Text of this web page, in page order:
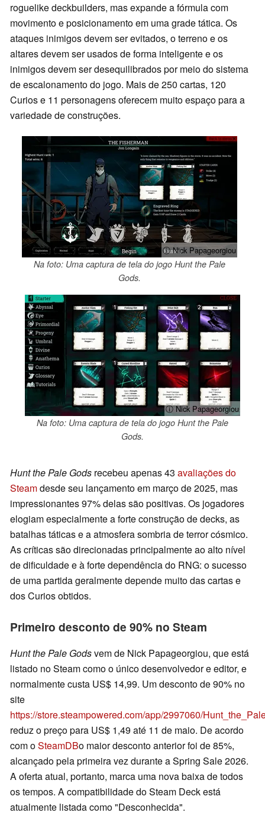
roguelike deckbuilders, mas expande a fórmula com
movimento e posicionamento em uma grade tática. Os
ataques inimigos devem ser evitados, o terreno e os
altares devem ser usados de forma inteligente e os
inimigos devem ser desequilibrados por meio do sistema
de escalonamento do jogo. Mais de 250 cartas, 120
Curios e 11 personagens oferecem muito espaço para a
variedade de construções.
ⓘ Nick Papageorgiou
Na foto: Uma captura de tela do jogo Hunt the Pale
Gods.
ⓘ Nick Papageorgiou
Na foto: Uma captura de tela do jogo Hunt the Pale
Gods.
Hunt the Pale Gods recebeu apenas 43 avaliações do
Steamdesde seu lançamento em março de 2025, mas
impressionantes 97% delas são positivas. Os jogadores
elogiam especialmente a forte construção de decks, as
batalhas táticas e a atmosfera sombria de terror cósmico.
As críticas são direcionadas principalmente ao alto nível
de dificuldade e à forte dependência do RNG: o sucesso
de uma partida geralmente depende muito das cartas e
dos Curios obtidos.
Primeiro desconto de 90% no Steam
Hunt the Pale Godsvem de Nick Papageorgiou, que está
listado no Steam como o único desenvolvedor e editor, e
normalmente custa US$ 14,99. Um desconto de 90% no
site
https://store.steampowered.com/app/2997060/
reduz o preço para US$ 1,49 até 11 de maio. De acordo
com oSteamDBo maior desconto anterior foi de 85%,
alcançado pela primeira vez durante a Spring Sale 2026.
A oferta atual, portanto, marca uma nova baixa de todos
os tempos. A compatibilidade do Steam Deck está
atualmente listada como "Desconhecida".